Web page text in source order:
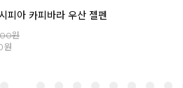
아 카피바라 우산 젤펜
원
원